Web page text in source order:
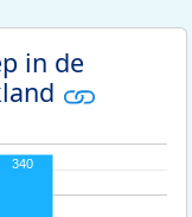
in de
340